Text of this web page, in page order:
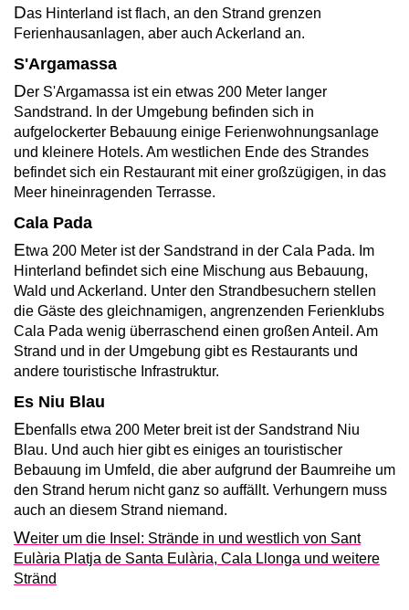
Das Hinterland ist flach, an den Strand grenzen
Ferienhausanlagen, aber auch Ackerland an.
S'Argamassa
Der S'Argamassa ist ein etwas 200 Meter langer
Sandstrand. In der Umgebung befinden sich in
aufgelockerter Bebauung einige Ferienwohnungsanlage
und kleinere Hotels. Am westlichen Ende des Strandes
befindet sich ein Restaurant mit einer großzügigen, in das
Meer hineinragenden Terrasse.
Cala Pada
Etwa 200 Meter ist der Sandstrand in der Cala Pada. Im
Hinterland befindet sich eine Mischung aus Bebauung,
Wald und Ackerland. Unter den Strandbesuchern stellen
die Gäste des gleichnamigen, angrenzenden Ferienklubs
Cala Pada wenig überraschend einen großen Anteil. Am
Strand und in der Umgebung gibt es Restaurants und
andere touristische Infrastruktur.
Es Niu Blau
Ebenfalls etwa 200 Meter breit ist der Sandstrand Niu
Blau. Und auch hier gibt es einiges an touristischer
Bebauung im Umfeld, die aber aufgrund der Baumreihe um
den Strand herum nicht ganz so auffällt. Verhungern muss
auch an diesem Strand niemand.
Weiter um die Insel: Strände in und westlich von Sant
Eulària Platja de Santa Eulària, Cala Llonga und weitere
Stränd